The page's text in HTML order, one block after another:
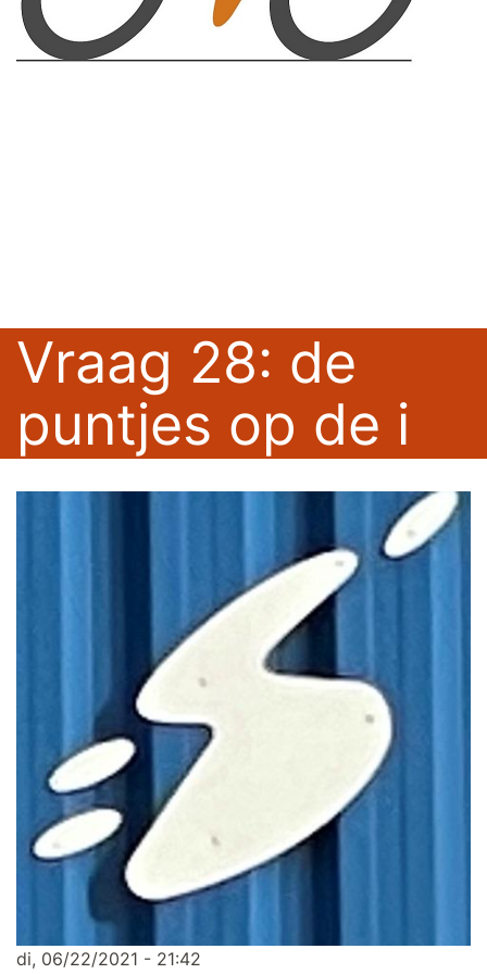
Vraag 28: de
puntjes op de i
di, 06/22/2021 - 21:42